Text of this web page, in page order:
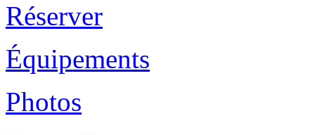
Réserver
Équipements
Photos